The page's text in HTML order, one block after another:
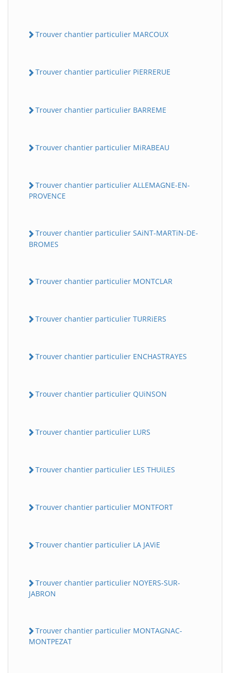
Trouver chantier particulier MARCOUX
Trouver chantier particulier PiERRERUE
Trouver chantier particulier BARREME
Trouver chantier particulier MiRABEAU
Trouver chantier particulier ALLEMAGNE-EN-
PROVENCE
Trouver chantier particulier SAiNT-MARTiN-DE-
BROMES
Trouver chantier particulier MONTCLAR
Trouver chantier particulier TURRiERS
Trouver chantier particulier ENCHASTRAYES
Trouver chantier particulier QUiNSON
Trouver chantier particulier LURS
Trouver chantier particulier LES THUiLES
Trouver chantier particulier MONTFORT
Trouver chantier particulier LA JAViE
Trouver chantier particulier NOYERS-SUR-
JABRON
Trouver chantier particulier MONTAGNAC-
MONTPEZAT